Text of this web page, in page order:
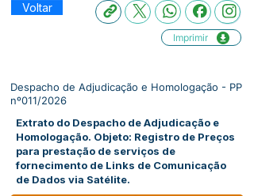
Voltar
Imprimir
Despacho de Adjudicação e Homologação - PP
nº011/2026
Extrato do Despacho de Adjudicação e
Homologação. Objeto: Registro de Preços
para prestação de serviços de
fornecimento de Links de Comunicação
de Dados via Satélite.